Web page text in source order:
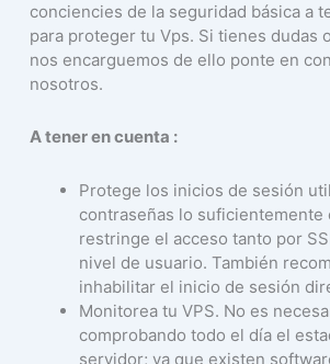
conciencies de la seguridad básica a
para proteger tu Vps. Si tienes dudas
nos encarguemos de ello ponte en
nosotros.
A tener en cuenta :
Protege los inicios de sesión
contraseñas lo suficientemente
restringe el acceso tanto por
nivel de usuario. También
inhabilitar el inicio de sesión
Monitorea tu VPS. No es
comprobando todo el día el
servidor; ya que existen